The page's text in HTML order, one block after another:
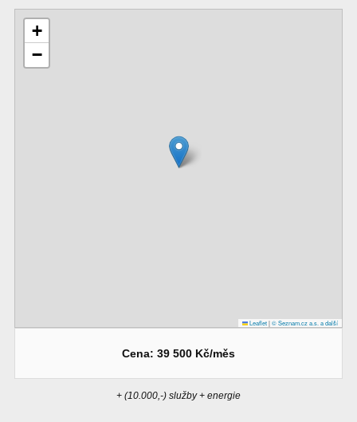
+
−
Leaflet|© Seznam.cz a.s. a další
Cena: 39 500 Kč/měs
+ (10.000,-) služby + energie